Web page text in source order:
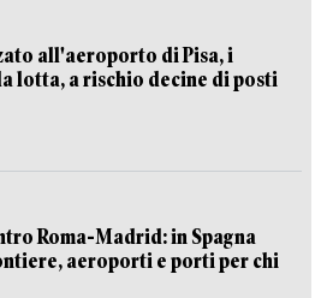
all'aeroporto di Pisa, i
lotta, a rischio decine di posti
Roma-Madrid: in Spagna
aeroporti e porti per chi